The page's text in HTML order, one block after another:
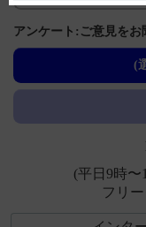
【イノベロン】
て教えてください
【イノベロン】
アンケート:ご意見をお
(
(平日9時
フリ